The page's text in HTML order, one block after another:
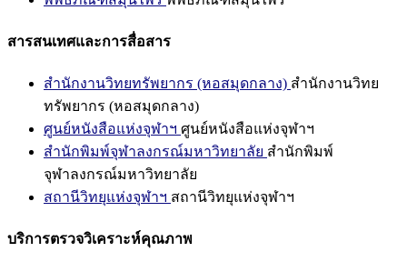
สารสนเทศและการสื่อสาร
สำนักงานวิทยทรัพยากร (หอสมุดกลาง) สำนักงานวิทย
ทรัพยากร (หอสมุดกลาง)
ศูนย์หนังสือแห่งจุฬาฯ ศูนย์หนังสือแห่งจุฬาฯ
สำนักพิมพ์จุฬาลงกรณ์มหาวิทยาลัย สำนักพิมพ์
จุฬาลงกรณ์มหาวิทยาลัย
สถานีวิทยุแห่งจุฬาฯ สถานีวิทยุแห่งจุฬาฯ
บริการตรวจวิเคราะห์คุณภาพ